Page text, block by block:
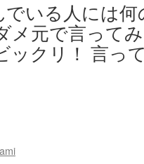
でいる人には
メ元で言って
ックリ！ 言っ